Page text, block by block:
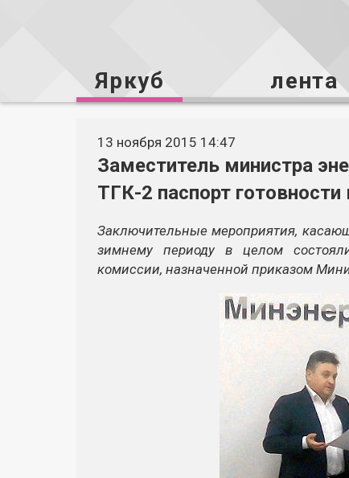
Яркуб лента
13 ноября 2015 14:47
Заместитель министра
ТГК-2 паспорт
Заключительные мероприятия,
зимнему периоду в целом
комиссии, назначенной приказом